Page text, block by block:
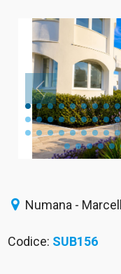
Numana -
Codice: SUB156